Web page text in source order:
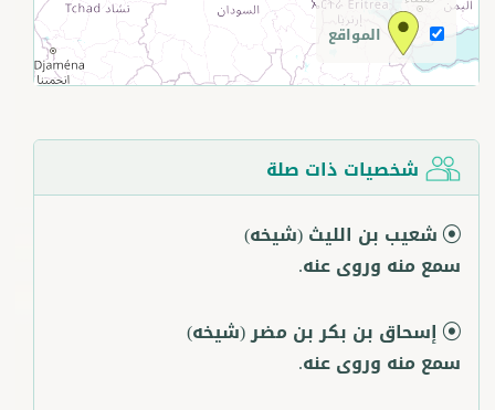
المواقع
شخصيات ذات صلة
شعيب بن الليث(شيخه)
سمع منه وروى عنه.
إسحاق بن بكر بن مضر(شيخه)
سمع منه وروى عنه.